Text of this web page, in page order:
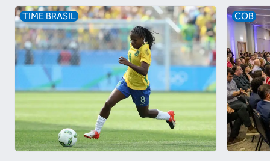
TIME BRASIL COB